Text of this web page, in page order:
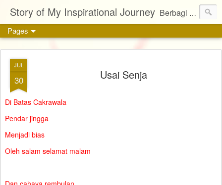
Story of My Inspirational Journey Berbagi kisah, karya, dan inspirasi tentang kehidupan
Pages
JUL
30 Usai Senja
Di Batas Cakrawala
Pendar jingga
Menjadi bias
Oleh salam selamat malam